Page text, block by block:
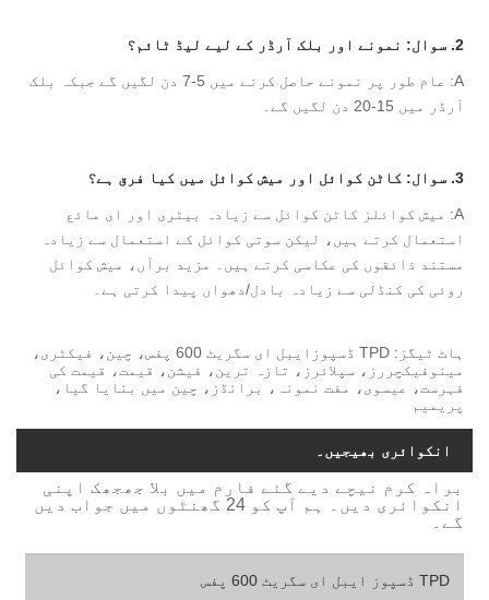
2. سوال: نمونے اور بلک آرڈر کے لیے لیڈ ٹائم؟
A: عام طور پر نمونے حاصل کرنے میں 5-7 دن لگیں گے جبکہ بلک
آرڈر میں 15-20 دن لگیں گے۔
3. سوال: کاٹن کوائل اور میش کوائل میں کیا فرق ہے؟
A: میش کوائلز کاٹن کوائل سے زیادہ بیٹری اور ای مائع
استعمال کرتے ہیں، لیکن سوتی کوائل کے استعمال سے زیادہ
مستند ذائقوں کی عکاسی کرتے ہیں۔ مزید برآں، میش کوائل
روئی کی کنڈلی سے زیادہ بادل/دھواں پیدا کرتی ہے۔
ہاٹ ٹیگز: TPD ڈسپوزایبل ای سگریٹ 600 پفس، چین، فیکٹری،
مینوفیکچررز، سپلائرز، تازہ ترین، فیشن، قیمت، قیمت کی
فہرست، عیسوی، مفت نمونہ، برانڈز، چین میں بنایا گیا،
پریمیم
انکوائری بھیجیں۔
براہ کرم نیچے دیے گئے فارم میں بلا جھجھک اپنی
انکوائری دیں۔ ہم آپ کو 24 گھنٹوں میں جواب دیں
گے۔